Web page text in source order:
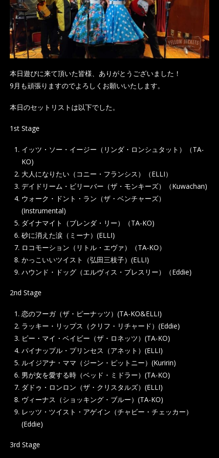
本日遊びに来て頂いた皆様、ありがとうございました！
9月も頑張りますのでよろしくお願いいたします。
本日のセットリストは以下でした。
1st Stage
イッツ・ソー・イージー（リンダ・ロンシュタット）（TA-
KO)
大人になりたい（コニー・フランシス）（ELLI）
デイドリーム・ビリーバー（ザ・モンキーズ）（Kuwachan)
ウォーク・ドント・ラン（ザ・ベンチャーズ）
(Instrumental)
ダイナマイト（ブレンダ・リー）（TA-KO)
砂に消えた涙（ミーナ）(ELLI)
ロコモーション（リトル・エヴァ）（TA-KO）
かっこいいツイスト（弘田三枝子）(ELLI)
ハウンド・ドッグ（エルヴィス・プレスリー）（Eddie)
2nd Stage
恋のフーガ（ザ・ピーナッツ）(TA-KO&ELLI)
ラッキー・リップス（クリフ・リチャード）(Eddie)
ビー・マイ・ベイビー（ザ・ロネッツ）(TA-KO)
パイナップル・プリンセス（アネット）(ELLI)
ルイジアナ・ママ（ジーン・ピットニー）(Kuririn)
男が女を愛する時（ベッド・ミドラー）(TA-KO)
ダドゥ・ロンロン（ザ・クリスタルズ）(ELLI)
ヴィーナス（ショッキング・ブルー）(TA-KO)
レッツ・ツイスト・アゲイン（チャビー・チェッカー）
(Eddie)
3rd Stage